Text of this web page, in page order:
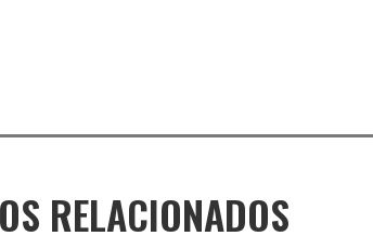
RELACIONADOS